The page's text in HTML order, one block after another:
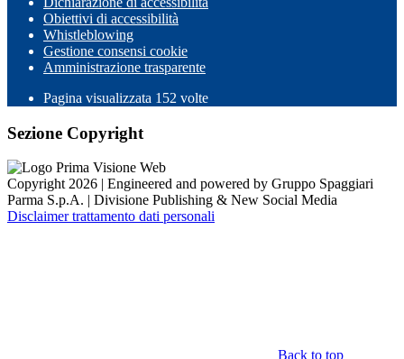
Obiettivi di accessibilità
Whistleblowing
Gestione consensi cookie
Amministrazione trasparente
Pagina visualizzata 152 volte
Sezione Copyright
Copyright 2026 | Engineered and powered by Gruppo Spaggiari
Parma S.p.A. | Divisione Publishing & New Social Media
Disclaimer trattamento dati personali
Back to top